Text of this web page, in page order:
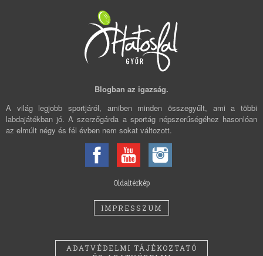
Blogban az igazság.
A világ legjobb sportjáról, amiben minden összegyűlt, ami a többi
labdajátékban jó. A szerzőgárda a sportág népszerűségéhez hasonlóan
az elmúlt négy és fél évben nem sokat változott.
Oldaltérkép
IMPRESSZUM
ADATVÉDELMI TÁJÉKOZTATÓ